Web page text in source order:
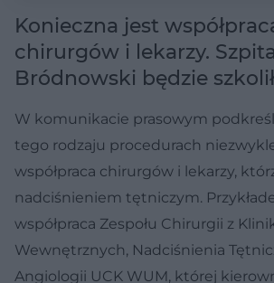
Konieczna jest
chirurgów i lekarzy.
Bródnowski będzie szkolił
W komunikacie prasowym
tego rodzaju procedurach
współpraca chirurgów i lekarzy,
nadciśnieniem tętniczym.
współpraca Zespołu Chirurgii z
Wewnętrznych, Nadciśnienia
Angiologii UCK WUM, której